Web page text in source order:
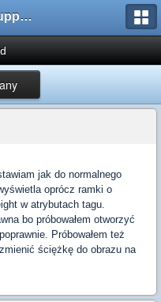
AMXX.pl: Support AMX Mod X i SourceMod
jak do normalnego
oprócz ramki o
w atrybutach tagu.
bo próbowałem otworzyć
Próbowałem też
ściężkę do obrazu na